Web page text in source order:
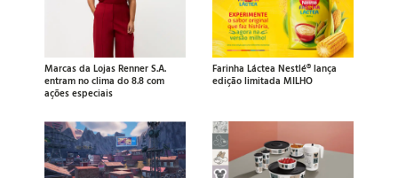
Marcas da Lojas Renner S.A.
entram no clima do 8.8 com
ações especiais
Farinha Láctea Nestlé® lança
edição limitada MILHO